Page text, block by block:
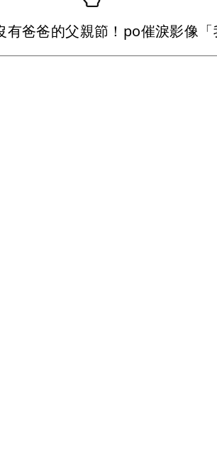
有爸爸的父親節！po催淚影像「